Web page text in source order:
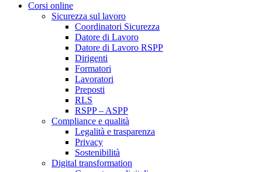
Corsi online
Sicurezza sul lavoro
Coordinatori Sicurezza
Datore di Lavoro
Datore di Lavoro RSPP
Dirigenti
Formatori
Lavoratori
Preposti
RLS
RSPP – ASPP
Compliance e qualità
Legalità e trasparenza
Privacy
Sostenibilità
Digital transformation